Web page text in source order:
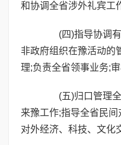
和协调全省涉外礼宾工
(四)指导协调有
非政府组织在豫活动的
理;负责全省领事业务;
(五)归口管理全
来豫工作;指导全省民
对外经济、科技、文化